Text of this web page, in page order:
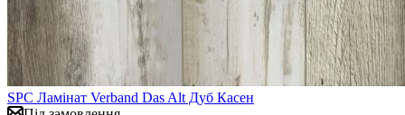
SPC Ламінат Verband Das Alt Дуб Касен